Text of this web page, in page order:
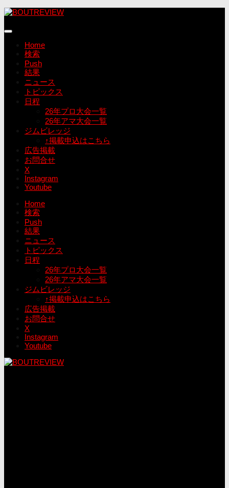
コ
テ
Home
検索
Push
結果
ニュース
トピックス
日程
26年プロ大会一覧
26年アマ大会一覧
ジムビレッジ
↑掲載申込はこちら
広告掲載
お問合せ
X
Instagram
Youtube
Home
検索
Push
結果
ニュース
トピックス
日程
26年プロ大会一覧
26年アマ大会一覧
ジムビレッジ
↑掲載申込はこちら
広告掲載
お問合せ
X
Instagram
Youtube